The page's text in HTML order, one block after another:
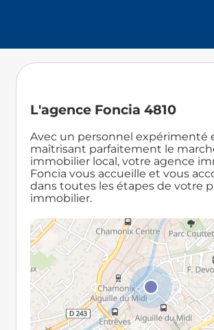
L'agence Foncia 4810
Avec un personnel expérimenté
maîtrisant parfaitement le
immobilier local, votre agence
Foncia vous accueille et vous
dans toutes les étapes de votre
immobilier.